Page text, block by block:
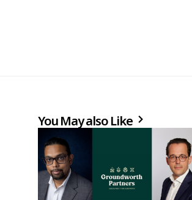
You May also Like